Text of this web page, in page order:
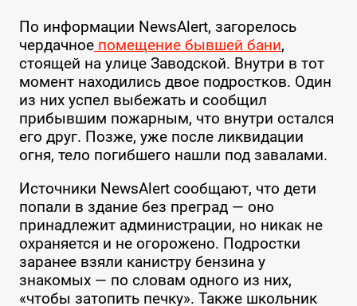
По информации NewsAlert, загорелось
чердачноепомещение бывшей бани,
стоящей на улице Заводской. Внутри в тот
момент находились двое подростков. Один
из них успел выбежать и сообщил
прибывшим пожарным, что внутри остался
его друг. Позже, уже после ликвидации
огня, тело погибшего нашли под завалами.
Источники NewsAlert сообщают, что дети
попали в здание без преград — оно
принадлежит администрации, но никак не
охраняется и не огорожено. Подростки
заранее взяли канистру бензина у
знакомых — по словам одного из них,
«чтобы затопить печку». Также школьник